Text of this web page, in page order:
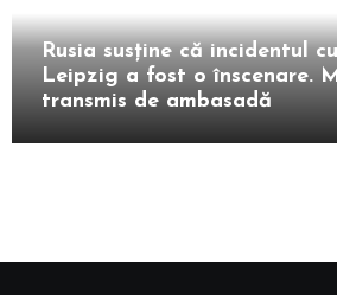
Rusia susține că incidentul
Leipzig a fost o înscenare.
transmis de ambasadă